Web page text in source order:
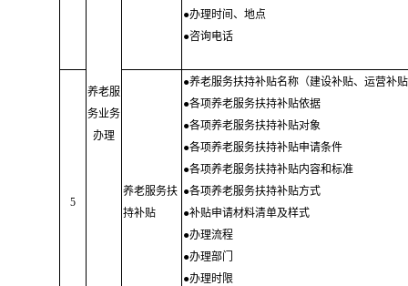
养老服
务业务
办理
●办理时间、地点
●咨询电话
5
养老服务扶
持补贴
●养老服务扶持补贴名称（建设补贴、运营补
●各项养老服务扶持补贴依据
●各项养老服务扶持补贴对象
●各项养老服务扶持补贴申请条件
●各项养老服务扶持补贴内容和标准
●各项养老服务扶持补贴方式
●补贴申请材料清单及样式
●办理流程
●办理部门
●办理时限